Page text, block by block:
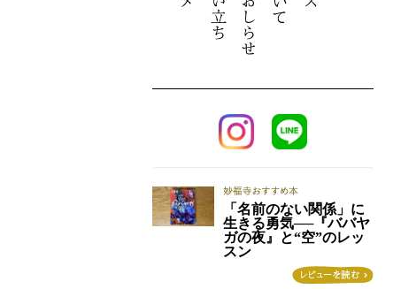
「名前のない関係」に
生きる勇気──『ババヤ
ガの夜』と“空”のレッ
スン